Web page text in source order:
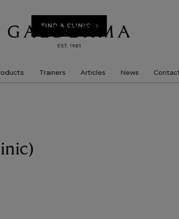
FIND A CLINIC
Trainers Articles News